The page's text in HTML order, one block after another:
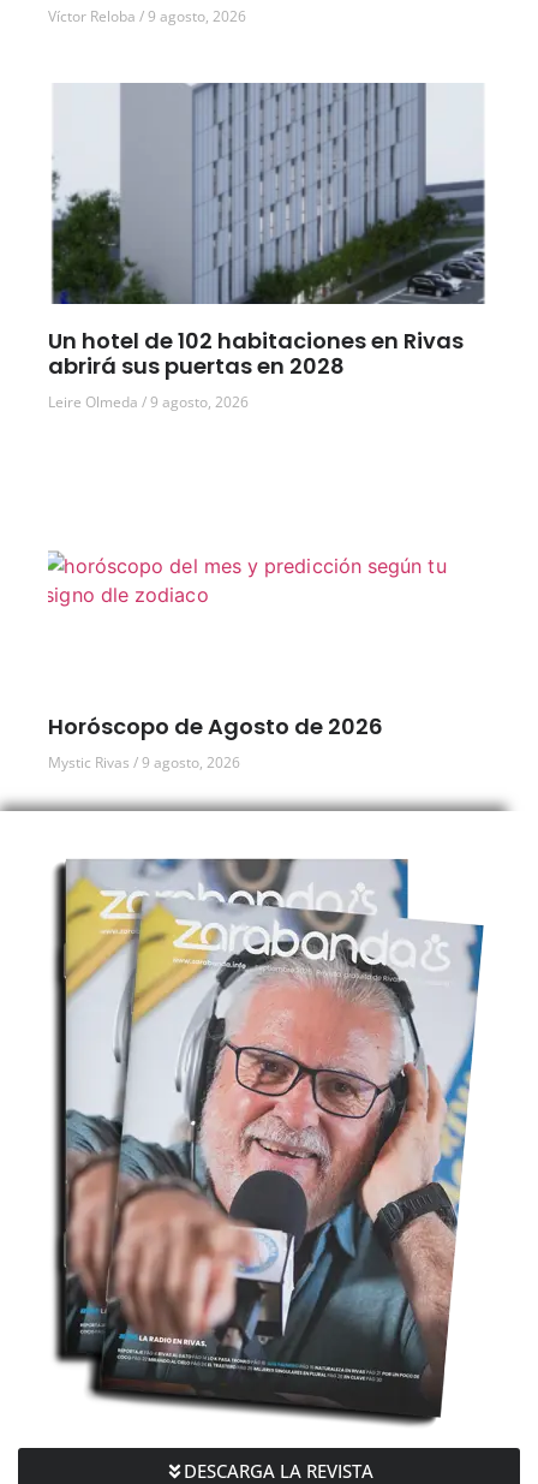
Víctor Reloba 9 agosto, 2026
Un hotel de 102 habitaciones en Rivas
abrirá sus puertas en 2028
Leire Olmeda 9 agosto, 2026
Horóscopo de Agosto de 2026
Mystic Rivas 9 agosto, 2026
DESCARGA LA REVISTA